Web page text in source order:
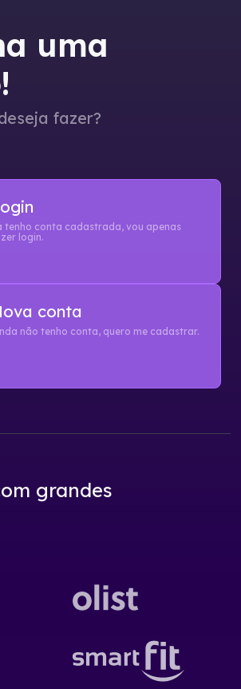
uma
fazer?
tenho conta cadastrada, vou apenas
login.
conta
não tenho conta, quero me cadastrar.
grandes